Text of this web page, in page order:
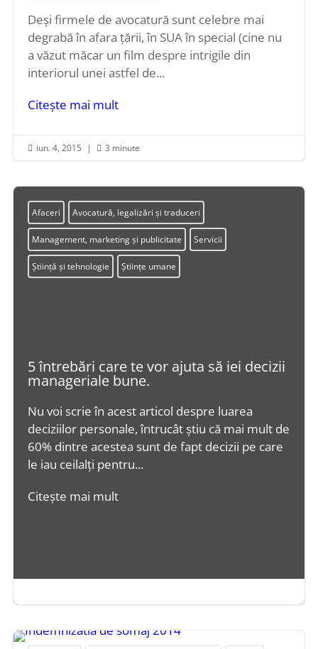
Deși firmele de avocatură sunt celebre mai
degrabă în afara țării, în SUA în special (cine nu
a văzut măcar un film despre intrigile din
interiorul unei astfel de...
Citește mai mult
 iun. 4, 2015 |  3 minute
Afaceri Avocatură, legalizări și traduceri
Management, marketing și publicitate Servicii
Știință și tehnologie Științe umane
5 întrebări care te vor ajuta să iei decizii
manageriale bune.
Nu voi scrie în acest articol despre luarea
deciziilor personale, întrucât știu că mai mult de
60% dintre acestea sunt de fapt decizii pe care
le iau ceilalți pentru...
Citește mai mult